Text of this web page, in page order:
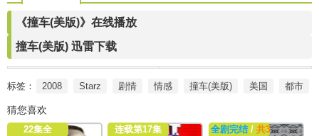
《撞车(美版)》在线播放
撞车(美版) 迅雷下载
标签： 2008 Starz 剧情 情感 撞车(美版) 美国 都市
猜您喜欢
22集全 连载第17集 全剧完结/ 共3集